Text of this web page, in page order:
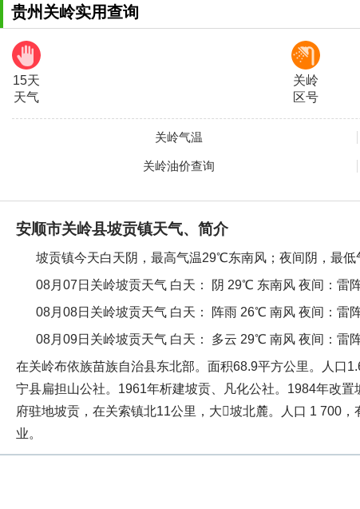
贵州关岭实用查询
15天
天气
关岭
区号
关岭气温
关岭油价查询
安顺市关岭县坡贡镇天气、简介
坡贡镇今天白天阴，最高气温29℃东南风；夜间阴，最低
08月07日关岭坡贡天气 白天： 阴 29℃ 东南风夜间：雷
08月08日关岭坡贡天气 白天： 阵雨 26℃ 南风夜间：雷
08月09日关岭坡贡天气 白天： 多云 29℃ 南风夜间：雷
在关岭布依族苗族自治县东北部。面积68.9平方公里。人口
宁县扁担山公社。1961年析建坡贡、凡化公社。1984年改
府驻地坡贡，在关索镇北11公里，大坡北麓。人口 1 700
业。